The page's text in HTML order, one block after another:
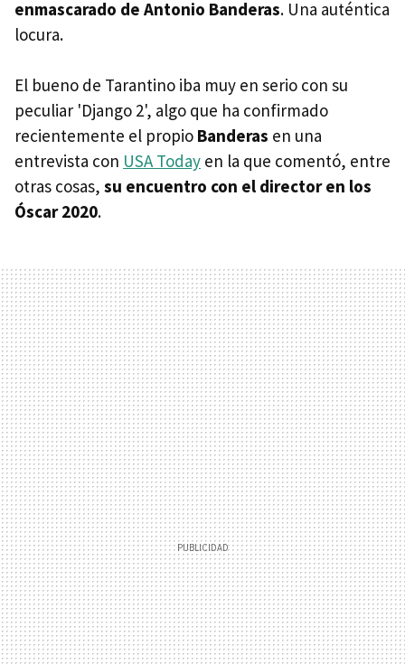
enmascarado de Antonio Banderas. Una auténtica
locura.
El bueno de Tarantino iba muy en serio con su
peculiar 'Django 2', algo que ha confirmado
recientemente el propio Banderas en una
entrevista con USA Today en la que comentó, entre
otras cosas, su encuentro con el director en los
Óscar 2020.